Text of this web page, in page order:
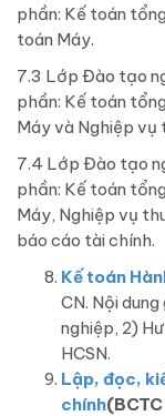
phần: Kế toán
toán Máy.
7.3 Lớp Đào tạo
phần: Kế toán
Máy và Nghiệp vụ
7.4 Lớp Đào tạo
phần: Kế toán
Máy, Nghiệp vụ
báo cáo tài chính.
Kế toán
CN. Nội
nghiệp, 2)
HCSN.
Lập, đọc,
chính